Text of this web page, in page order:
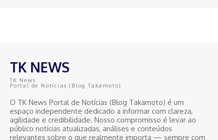
TK NEWS
TK News
Portal de Notícias (Blog Takamoto)
O TK News Portal de Notícias (Blog Takamoto) é um
espaço independente dedicado a informar com clareza,
agilidade e credibilidade. Nosso compromisso é levar ao
público notícias atualizadas, análises e conteúdos
relevantes sobre o que realmente importa — sempre com